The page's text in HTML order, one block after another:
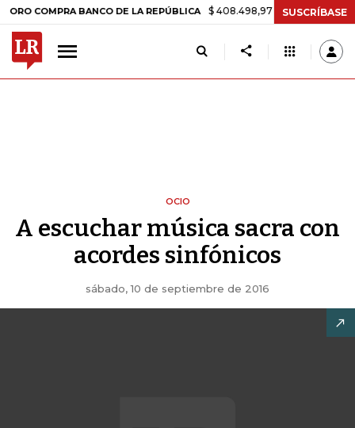
BANCO DE LA REPÚBLICA $ 408.498,97 +$ 8.753,81 +2,19%
SUSCRÍBASE
OCIO
A escuchar música sacra con
acordes sinfónicos
sábado, 10 de septiembre de 2016